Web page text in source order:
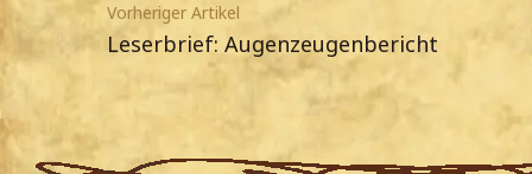
Vorheriger Artikel
Leserbrief: Augenzeugenbericht